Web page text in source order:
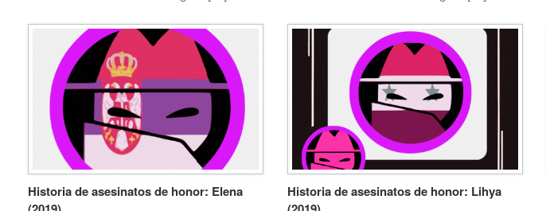
Historia de asesinatos de honor: Elena
Historia de asesinatos de honor: Lihya